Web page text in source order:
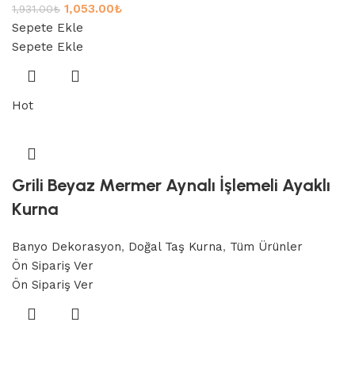
1,931.00₺ 1,053.00₺
Sepete Ekle
Sepete Ekle
Hot
Grili Beyaz Mermer Aynalı İşlemeli Ayaklı
Kurna
Banyo Dekorasyon, Doğal Taş Kurna, Tüm Ürünler
Ön Sipariş Ver
Ön Sipariş Ver